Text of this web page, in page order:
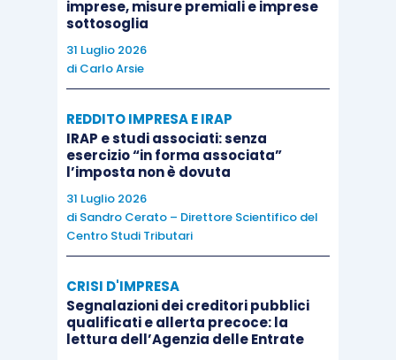
Ristori-
quatere
Mef n. 269
del
27.11.2020
Impresenon
l’attività di
gestione di
ristoranti
arancione
Differimento termine per la presentazione della
dichiarazione in materia di imposte sui redditi e
Fonte Chi Dove
imprese, misure premiali e imprese
sottosoglia
31 Luglio 2026
di Carlo Arsie
REDDITO IMPRESA E IRAP
IRAP e studi associati: senza
esercizio “in forma associata”
l’imposta non è dovuta
31 Luglio 2026
di Sandro Cerato – Direttore Scientifico del
Centro Studi Tributari
CRISI D'IMPRESA
Segnalazioni dei creditori pubblici
qualificati e allerta precoce: la
lettura dell’Agenzia delle Entrate